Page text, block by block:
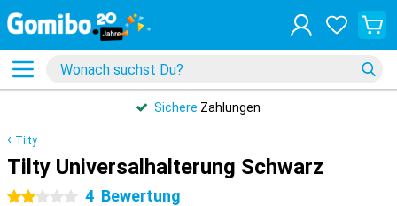
Sichere Zahlungen
Tilty
Tilty Universalhalterung Schwarz
2 Sterne4 Bewertung